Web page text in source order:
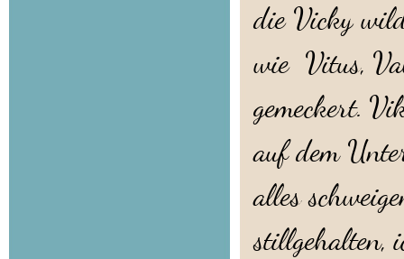
die Vicky
wie Vitus,
gemeckert.
auf dem
alles
stillgehalten,